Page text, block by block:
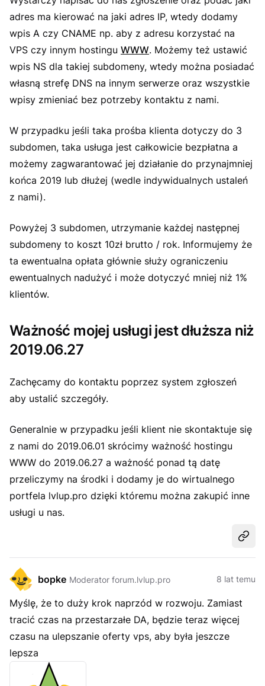
adres ma kierować na jaki adres IP, wtedy dodamy
wpis A czy CNAME np. aby z adresu korzystać na
VPS czy innym hostingu WWW. Możemy też ustawić
wpis NS dla takiej subdomeny, wtedy można posiadać
własną strefę DNS na innym serwerze oraz wszystkie
wpisy zmieniać bez potrzeby kontaktu z nami.
W przypadku jeśli taka prośba klienta dotyczy do 3
subdomen, taka usługa jest całkowicie bezpłatna a
możemy zagwarantować jej działanie do przynajmniej
końca 2019 lub dłużej (wedle indywidualnych ustaleń
z nami).
Powyżej 3 subdomen, utrzymanie każdej następnej
subdomeny to koszt 10zł brutto / rok. Informujemy że
ta ewentualna opłata głównie służy ograniczeniu
ewentualnych nadużyć i może dotyczyć mniej niż 1%
klientów.
Ważność mojej usługi jest dłuższa niż
2019.06.27
Zachęcamy do kontaktu poprzez system zgłoszeń
aby ustalić szczegóły.
Generalnie w przypadku jeśli klient nie skontaktuje się
z nami do 2019.06.01 skrócimy ważność hostingu
WWW do 2019.06.27 a ważność ponad tą datę
przeliczymy na środki i dodamy je do wirtualnego
portfela lvlup.pro dzięki któremu można zakupić inne
usługi u nas.
bopke Moderator forum.lvlup.pro 8 lat temu
Myślę, że to duży krok naprzód w rozwoju. Zamiast
tracić czas na przestarzałe DA, będzie teraz więcej
czasu na ulepszanie oferty vps, aby była jeszcze
lepsza